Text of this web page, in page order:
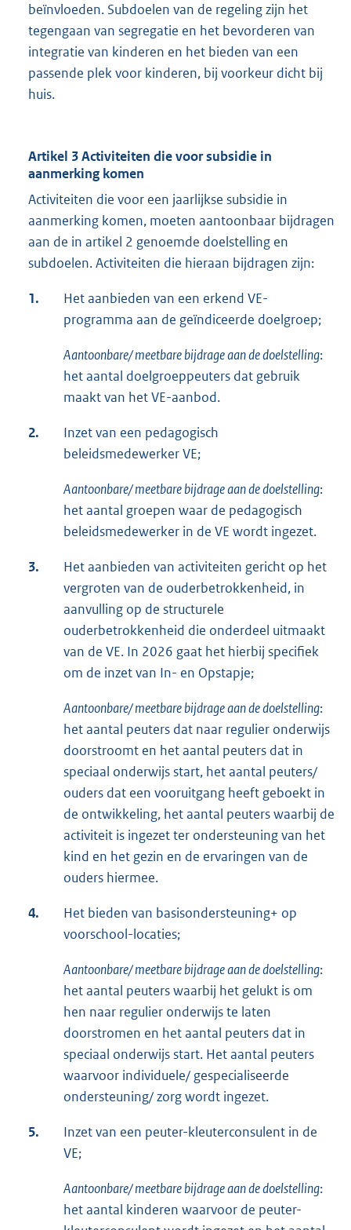
beïnvloeden. Subdoelen van de regeling zijn het
tegengaan van segregatie en het bevorderen van
integratie van kinderen en het bieden van een
passende plek voor kinderen, bij voorkeur dicht bij
huis.
Artikel 3 Activiteiten die voor subsidie in
aanmerking komen
Activiteiten die voor een jaarlijkse subsidie in
aanmerking komen, moeten aantoonbaar bijdragen
aan de in artikel 2 genoemde doelstelling en
subdoelen. Activiteiten die hieraan bijdragen zijn:
1.
Het aanbieden van een erkend VE-
programma aan de geïndiceerde doelgroep;
Aantoonbare/ meetbare bijdrage aan de doelstelling:
het aantal doelgroeppeuters dat gebruik
maakt van het VE-aanbod.
2.
Inzet van een pedagogisch
beleidsmedewerker VE;
Aantoonbare/ meetbare bijdrage aan de doelstelling:
het aantal groepen waar de pedagogisch
beleidsmedewerker in de VE wordt ingezet.
3.
Het aanbieden van activiteiten gericht op het
vergroten van de ouderbetrokkenheid, in
aanvulling op de structurele
ouderbetrokkenheid die onderdeel uitmaakt
van de VE. In 2026 gaat het hierbij specifiek
om de inzet van In- en Opstapje;
Aantoonbare/ meetbare bijdrage aan de doelstelling:
het aantal peuters dat naar regulier onderwijs
doorstroomt en het aantal peuters dat in
speciaal onderwijs start, het aantal peuters/
ouders dat een vooruitgang heeft geboekt in
de ontwikkeling, het aantal peuters waarbij de
activiteit is ingezet ter ondersteuning van het
kind en het gezin en de ervaringen van de
ouders hiermee.
4.
Het bieden van basisondersteuning+ op
voorschool-locaties;
Aantoonbare/ meetbare bijdrage aan de doelstelling:
het aantal peuters waarbij het gelukt is om
hen naar regulier onderwijs te laten
doorstromen en het aantal peuters dat in
speciaal onderwijs start. Het aantal peuters
waarvoor individuele/ gespecialiseerde
ondersteuning/ zorg wordt ingezet.
5.
Inzet van een peuter-kleuterconsulent in de
VE;
Aantoonbare/ meetbare bijdrage aan de doelstelling:
het aantal kinderen waarvoor de peuter-